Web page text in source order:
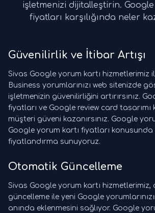
işletmenizi dijitalleştirin.
fiyatları karşılığında neler
Güvenilirlik ve İtibar Artışı
Sivas Google yorum kartı hizmetlerimiz
Business yorumlarınızı web sitenizde
işletmenizin güvenilirliğini artırırsınız.
fiyatları ve Google review card tasarımı
müşteri güveni kazanırsınız. Google
Google yorum kartı fiyatları
fiyatlandırma sunuyoruz.
Otomatik Güncelleme
Sivas Google yorum kartı
güncelleme ile yeni Google
anında eklenmesini sağlıyor. Google